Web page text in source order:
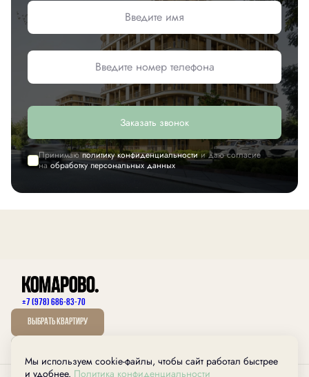
Заказать звонок
Принимаюполитику конфиденциальностии даю согласие
наобработку персональных данных
+7 (978) 686-83-70
Выбрать квартиру
дом.рф
Мы используем cookie-файлы, чтобы сайт работал быстрее
и удобнее. Политика конфиденциальности